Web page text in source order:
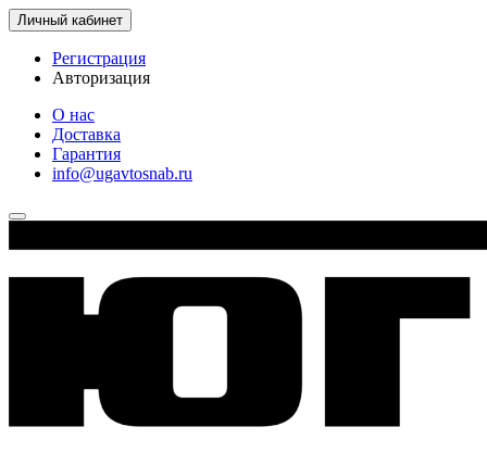
Личный кабинет
Регистрация
Авторизация
О нас
Доставка
Гарантия
info@ugavtosnab.ru